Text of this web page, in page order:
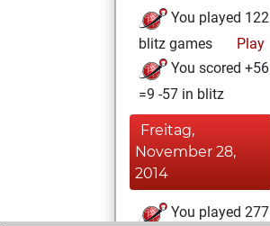
You played 122
blitz games
Play
You scored +56
=9 -57 in blitz
Freitag,
November 28,
2014
You played 277